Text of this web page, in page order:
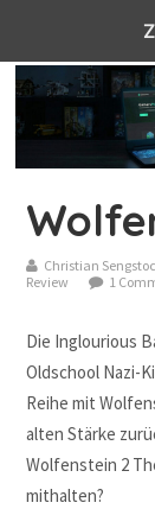
Top Menu
Christian
Review
1
Die Inglourious
Oldschool Nazi-
Reihe mit
alten Stärke
Wolfenstein 2
mithalten?